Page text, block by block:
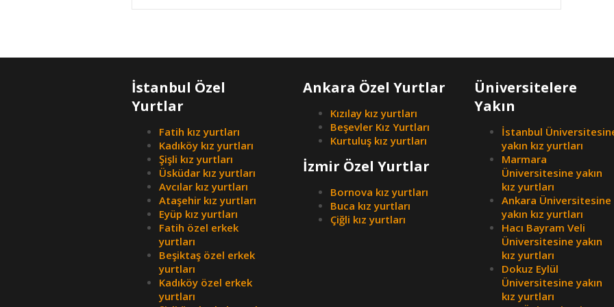
İstanbul Özel
Yurtlar
Fatih kız yurtları
Kadıköy kız yurtları
Şişli kız yurtları
Üsküdar kız yurtları
Avcılar kız yurtları
Ataşehir kız yurtları
Eyüp kız yurtları
Fatih özel erkek
yurtları
Beşiktaş özel erkek
yurtları
Kadıköy özel erkek
yurtları
Ankara Özel Yurtlar
Kızılay kız yurtları
Beşevler Kız Yurtları
Kurtuluş kız yurtları
İzmir Özel Yurtlar
Bornova kız yurtları
Buca kız yurtları
Çiğli kız yurtları
Üniversitelere
Yakın
İstanbul
yakın kız yurtları
Marmara
Üniversitesine yakın
kız yurtları
Ankara Üniversitesine
yakın kız yurtları
Hacı Bayram Veli
Üniversitesine yakın
kız yurtları
Dokuz Eylül
Üniversitesine yakın
kız yurtları